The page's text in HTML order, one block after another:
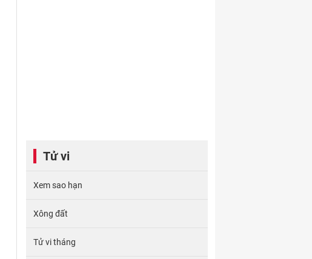
Tử vi
Xem sao hạn
Xông đất
Tử vi tháng